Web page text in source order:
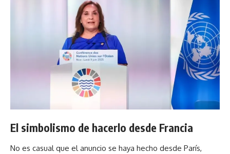
El simbolismo de hacerlo desde Francia
No es casual que el anuncio se haya hecho desde París,